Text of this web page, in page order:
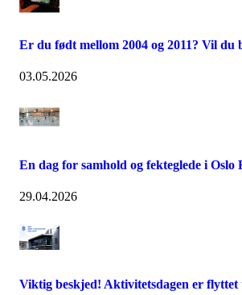
Er du født mellom 2004 og 2011? Vil du
03.05.2026
En dag for samhold og fekteglede i Oslo
29.04.2026
Viktig beskjed! Aktivitetsdagen er flyttet